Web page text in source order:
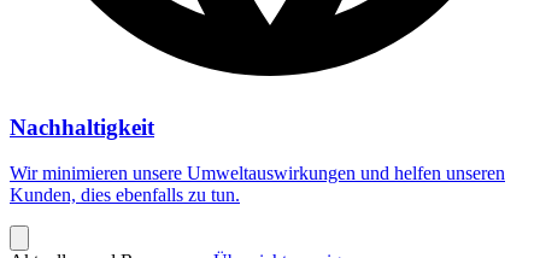
Nachhaltigkeit
Wir minimieren unsere Umweltauswirkungen und helfen unseren
Kunden, dies ebenfalls zu tun.